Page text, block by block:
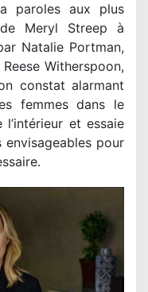
paroles aux plus
Meryl Streep à
Natalie Portman,
Witherspoon,
constat alarmant
femmes dans le
l’intérieur et essaie
envisageables pour